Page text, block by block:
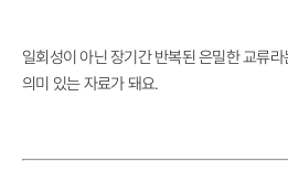
일회성이 아닌 장기간 반복된 은밀한 교류
의미 있는 자료가 돼요.